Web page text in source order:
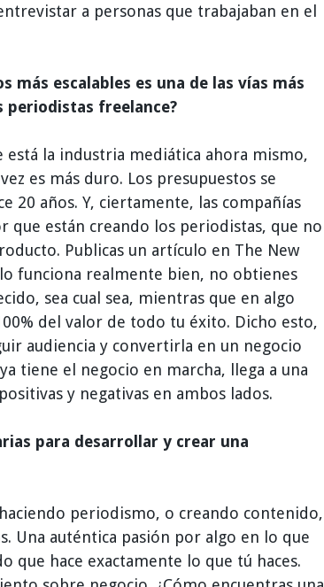
a personas que trabajaban en el
más escalables es una de las vías más
freelance?
está la industria mediática ahora mismo,
es más duro. Los presupuestos se
20 años. Y, ciertamente, las compañías
que están creando los periodistas, que no
Publicas un artículo en The New
funciona realmente bien, no obtienes
sea cual sea, mientras que en algo
del valor de todo tu éxito. Dicho esto,
audiencia y convertirla en un negocio
tiene el negocio en marcha, llega a una
y negativas en ambos lados.
para desarrollar y crear una
periodismo, o creando contenido,
Una auténtica pasión por algo en lo que
que hace exactamente lo que tú haces.